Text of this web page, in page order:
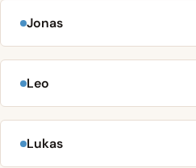
Jonas
Leo
Lukas